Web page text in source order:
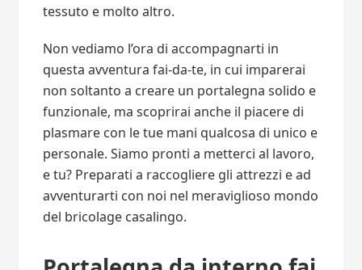
tessuto e molto altro.
Non vediamo l’ora di accompagnarti in
questa avventura fai-da-te, in cui imparerai
non soltanto a creare un portalegna solido e
funzionale, ma scoprirai anche il piacere di
plasmare con le tue mani qualcosa di unico e
personale. Siamo pronti a metterci al lavoro,
e tu? Preparati a raccogliere gli attrezzi e ad
avventurarti con noi nel meraviglioso mondo
del bricolage casalingo.